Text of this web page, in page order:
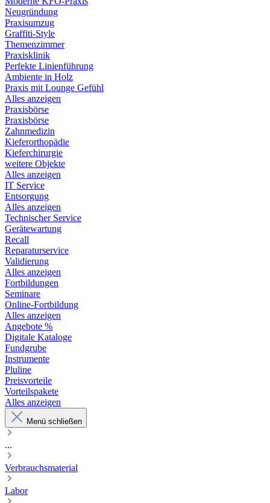
Neugründung
Praxisumzug
Graffiti-Style
Themenzimmer
Praxisklinik
Perfekte Linienführung
Ambiente in Holz
Praxis mit Lounge Gefühl
Alles anzeigen
Praxisbörse
Praxisbörse
Zahnmedizin
Kieferorthopädie
Kieferchirurgie
weitere Objekte
Alles anzeigen
IT Service
Entsorgung
Alles anzeigen
Technischer Service
Gerätewartung
Recall
Reparaturservice
Validierung
Alles anzeigen
Fortbildungen
Seminare
Online-Fortbildung
Alles anzeigen
Angebote %
Digitale Kataloge
Fundgrube
Instrumente
Pluline
Preisvorteile
Vorteilspakete
Alles anzeigen
Menü schließen
...
Verbrauchsmaterial
Labor